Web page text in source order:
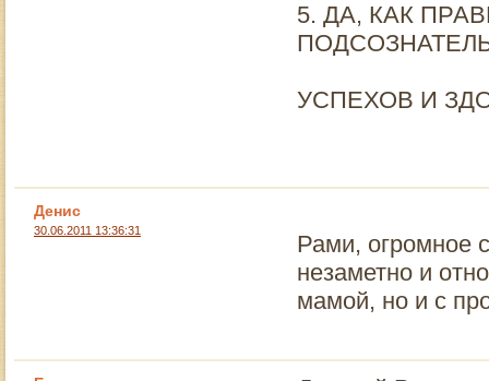
5. ДА, КАК
УСПЕХОВ И
Денис
30.06.2011 13:36:31
Рами, огромное
незаметно и
мамой, но и с